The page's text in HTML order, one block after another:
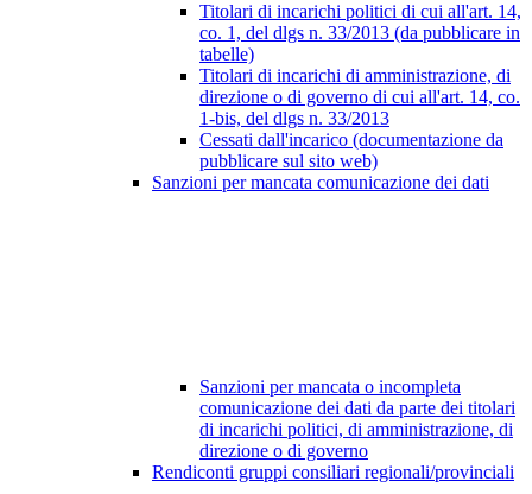
Titolari di incarichi politici di cui all'art. 14,
co. 1, del dlgs n. 33/2013 (da pubblicare in
tabelle)
Titolari di incarichi di amministrazione, di
direzione o di governo di cui all'art. 14, co.
1-bis, del dlgs n. 33/2013
Cessati dall'incarico (documentazione da
pubblicare sul sito web)
Sanzioni per mancata comunicazione dei dati
Sanzioni per mancata o incompleta
comunicazione dei dati da parte dei titolari
di incarichi politici, di amministrazione, di
direzione o di governo
Rendiconti gruppi consiliari regionali/provinciali